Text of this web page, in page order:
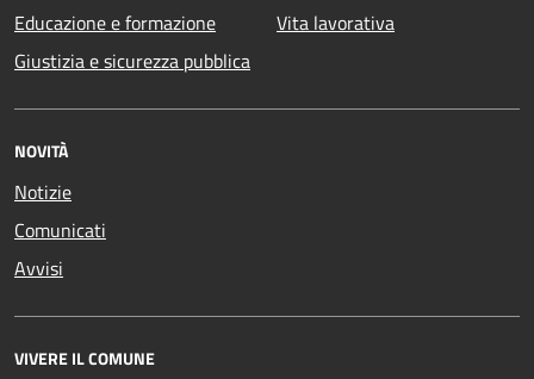
Educazione e formazione
Giustizia e sicurezza pubblica
Vita lavorativa
NOVITÀ
Notizie
Comunicati
Avvisi
VIVERE IL COMUNE